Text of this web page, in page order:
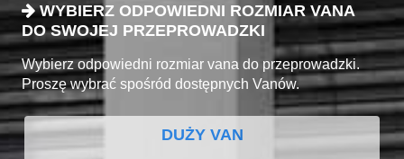
WYBIERZ ODPOWIEDNI ROZMIAR VANA
DO SWOJEJ PRZEPROWADZKI
Wybierz odpowiedni rozmiar vana do przeprowadzki.
Proszę wybrać spośród dostępnych Vanów.
DUŻY VAN